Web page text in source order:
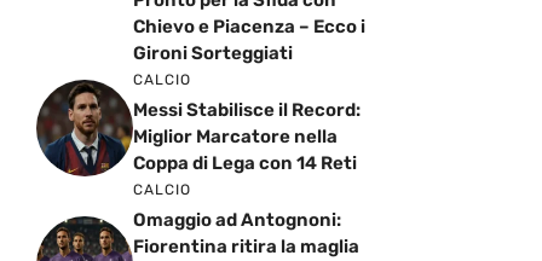
Chievo e Piacenza – Ecco i
Gironi Sorteggiati
CALCIO
Messi Stabilisce il Record:
Miglior Marcatore nella
Coppa di Lega con 14 Reti
CALCIO
Omaggio ad Antognoni:
Fiorentina ritira la maglia